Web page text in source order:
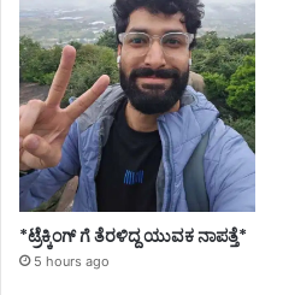
*ಟ್ರೆಕ್ಕಿಂಗ್ ಗೆ ತೆರಳಿದ್ದ ಯುವಕ ನಾಪತ್ತೆ*
5 hours ago